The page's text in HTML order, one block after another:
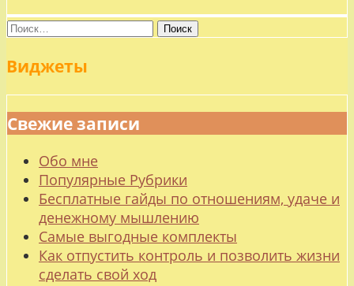
Найти:
Виджеты
Свежие записи
Обо мне
Популярные Рубрики
Бесплатные гайды по отношениям, удаче и
денежному мышлению
Самые выгодные комплекты
Как отпустить контроль и позволить жизни
сделать свой ход